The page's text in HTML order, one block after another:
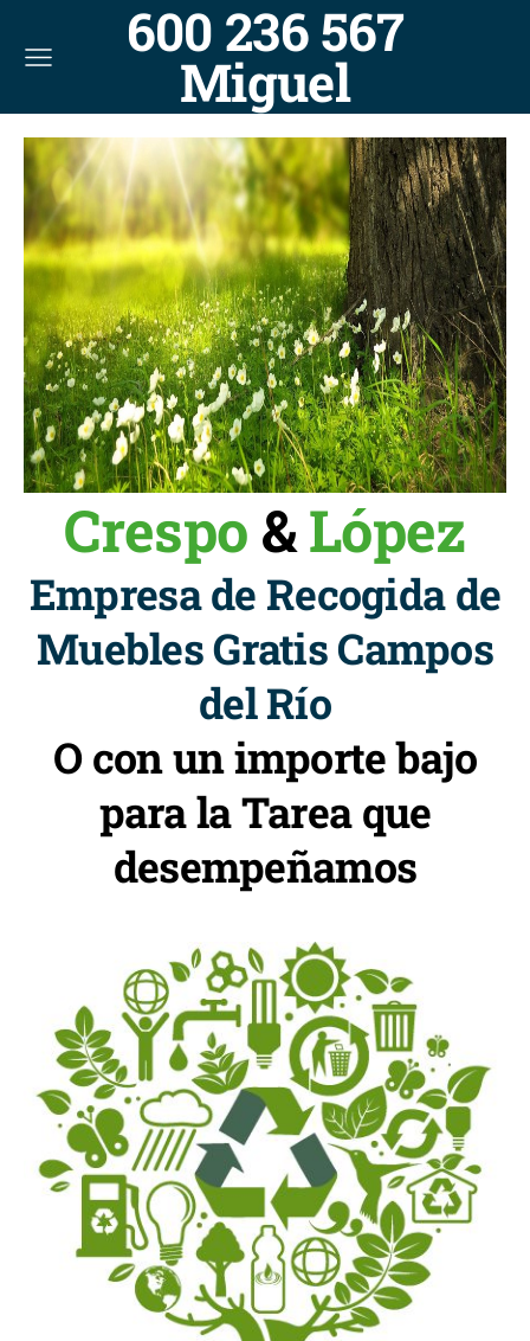
600 236 567
Miguel
Crespo &López
Empresa de Recogida de
Muebles Gratis Campos
del Río
O con un importe bajo
para la Tarea que
desempeñamos